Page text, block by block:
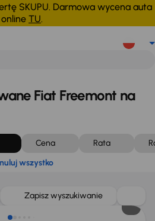
SKUPU. Darmowa wycena auta
online TU.
wszystko
Fiat Freemont na
Cena Rata
wszystko
Zapisz wyszukiwanie